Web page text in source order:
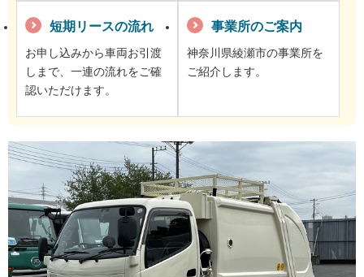
短期リースの流れ
お申し込みから車両お引渡
しまで、一連の流れをご確
認いただけます。
事業所のご案内
神奈川県綾瀬市の事業所を
ご紹介します。